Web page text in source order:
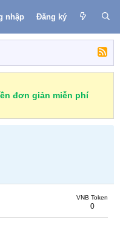
nhập Đăng ký
đơn giản miễn phí
VNB Token
0